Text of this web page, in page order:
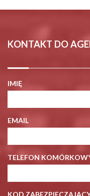
KONTAKT DO
IMIĘ
EMAIL
TELEFON
KOD